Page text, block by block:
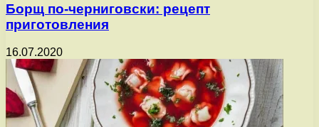
Борщ по-черниговски: рецепт
приготовления
16.07.2020